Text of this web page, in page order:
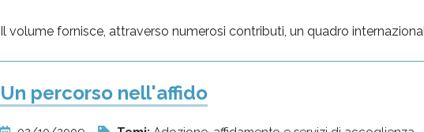
Il volume fornisce, attraverso numerosi contributi, un quadro
Un percorso nell'affido